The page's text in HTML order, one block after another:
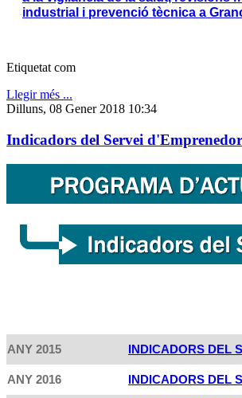
industrial i prevenció tècnica a
Etiquetat com
Llegir més ...
Dilluns, 08 Gener 2018 10:34
Indicadors del Servei
ANY 2015 INDICADORS DEL
ANY 2016 INDICADORS DEL